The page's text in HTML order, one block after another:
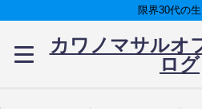
限界30代の
カワノマサルオ
ログ